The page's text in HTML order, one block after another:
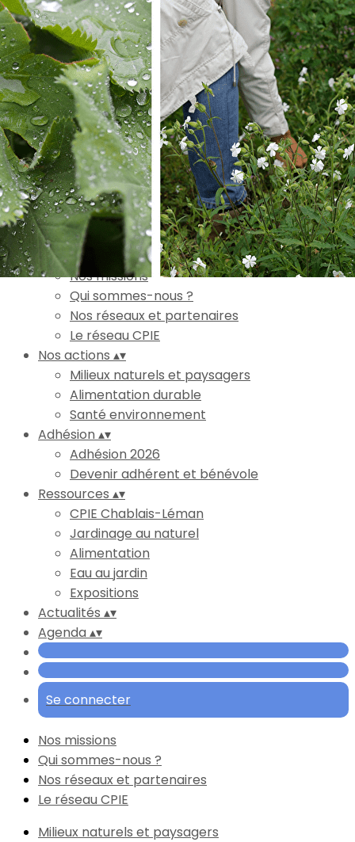
Exporter les lignes sélectionnées
Exporter toutes les colonnes
Exporter uniquement les colonnes affichées
Menu
Ajoutez un logo, un bouton, des réseaux sociaux
Cliquez pour éditer
Accueil▴
L'association
▴▾
Nos missions
Qui sommes-nous ?
Nos réseaux et partenaires
Le réseau CPIE
Nos actions ▴▾
Milieux naturels et paysagers
Alimentation durable
Santé environnement
Adhésion▴▾
Adhésion 2026
Devenir adhérent et bénévole
Ressources ▴▾
CPIE Chablais-Léman
Jardinage au naturel
Alimentation
Eau au jardin
Expositions
Actualités ▴▾
Agenda▴▾
Se connecter
Nos missions
Qui sommes-nous ?
Nos réseaux et partenaires
Le réseau CPIE
Milieux naturels et paysagers